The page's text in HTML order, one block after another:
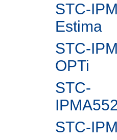
STC-
Estima
STC-
OPTi
STC-
STC-